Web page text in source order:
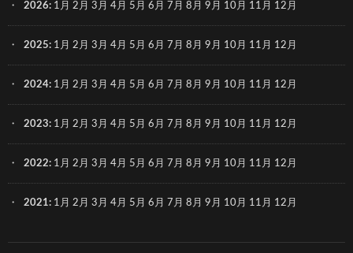
2026: 1月 2月 3月 4月 5月 6月 7月 8月 9月 10月 11月 12月
2025: 1月 2月 3月 4月 5月 6月 7月 8月 9月 10月 11月 12月
2024: 1月 2月 3月 4月 5月 6月 7月 8月 9月 10月 11月 12月
2023: 1月 2月 3月 4月 5月 6月 7月 8月 9月 10月 11月 12月
2022: 1月 2月 3月 4月 5月 6月 7月 8月 9月 10月 11月 12月
2021: 1月 2月 3月 4月 5月 6月 7月 8月 9月 10月 11月 12月